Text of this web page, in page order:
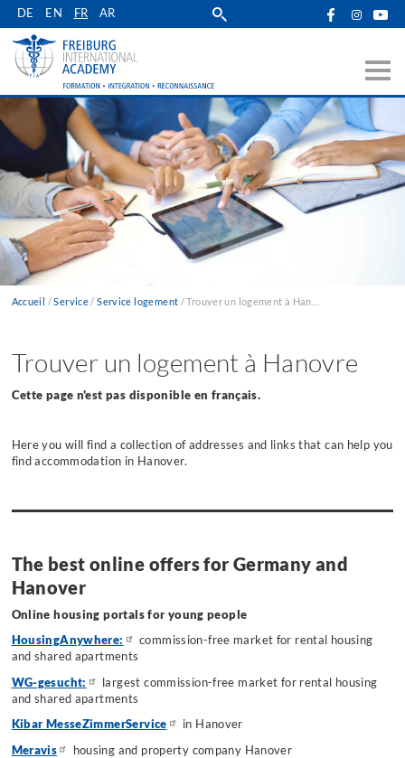
Skip
main
navigation
DE EN FR AR
Accueil Service Service logement
Trouver un logement à Hanovre
Cette page n'est pas disponible en français.
Here you will find a collection of addresses and links that can help you
find accommodation in Hanover.
The best online offers for Germany and
Hanover
Online housing portals for young people
HousingAnywhere:
commission-free market for rental housing
and shared apartments
WG-gesucht:
largest commission-free market for rental housing
and shared apartments
Kibar MesseZimmerService
in Hanover
Meravis
housing and property company Hanover